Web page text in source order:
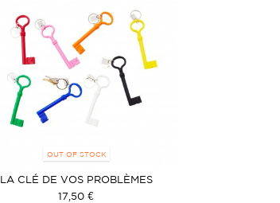
OUT OF STOCK
LA CLÉ DE VOS PROBLÈMES
17,50 €